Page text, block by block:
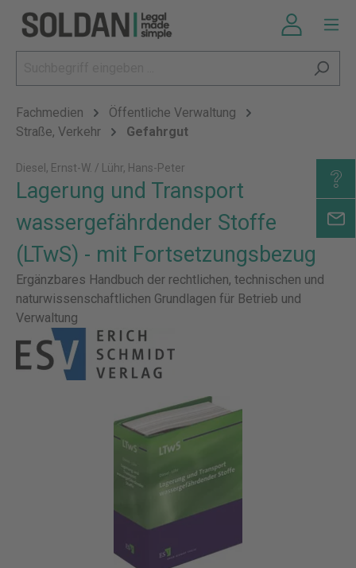
Fachmedien
Öffentliche Verwaltung
Straße, Verkehr
Gefahrgut
Diesel, Ernst-W. / Lühr, Hans-Peter
Lagerung und Transport
wassergefährdender Stoffe
(LTwS) - mit Fortsetzungsbezug
Ergänzbares Handbuch der rechtlichen, technischen und
naturwissenschaftlichen Grundlagen für Betrieb und
Verwaltung